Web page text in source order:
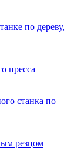
по дереву,
пресса
станка по
резцом